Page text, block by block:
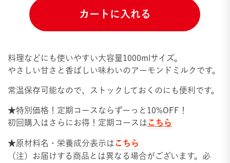
カートに入れる
料理などにも使いやすい大容量1000mlサイズ。
やさしい甘さと香ばしい味わいのアーモンドミルクです。
常温保存可能なので、ストックしておくのにも便利です。
★特別価格！定期コースならずーっと10%OFF！
初回購入はさらにお得！ 定期コースは こちら
★原材料名・栄養成分表示は こちら
（注）お届けする商品とは異なる場合がございます。必